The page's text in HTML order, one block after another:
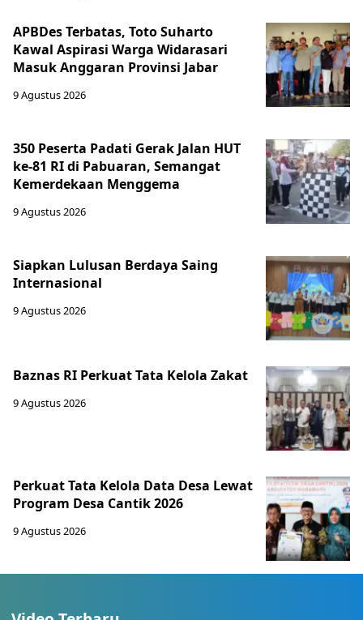
APBDes Terbatas, Toto Suharto
Kawal Aspirasi Warga Widarasari
Masuk Anggaran Provinsi Jabar
9 Agustus 2026
350 Peserta Padati Gerak Jalan HUT
ke-81 RI di Pabuaran, Semangat
Kemerdekaan Menggema
9 Agustus 2026
Siapkan Lulusan Berdaya Saing
Internasional
9 Agustus 2026
Baznas RI Perkuat Tata Kelola Zakat
9 Agustus 2026
Perkuat Tata Kelola Data Desa Lewat
Program Desa Cantik 2026
9 Agustus 2026